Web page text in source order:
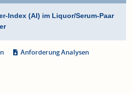
Index (AI) im Liquor/Serum-Paar
Anforderung Analysen